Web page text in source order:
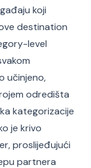
koji
destination
level
učinjeno,
odredišta
kategorizacije
je krivo
proslijeđujući
partnera